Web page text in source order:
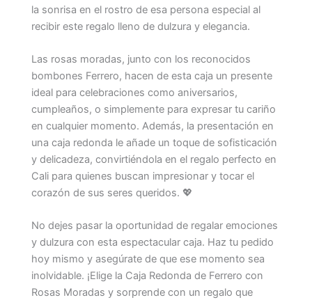
la sonrisa en el rostro de esa persona especial al
recibir este regalo lleno de dulzura y elegancia.
Las rosas moradas, junto con los reconocidos
bombones Ferrero, hacen de esta caja un presente
ideal para celebraciones como aniversarios,
cumpleaños, o simplemente para expresar tu cariño
en cualquier momento. Además, la presentación en
una caja redonda le añade un toque de sofisticación
y delicadeza, convirtiéndola en el regalo perfecto en
Cali para quienes buscan impresionar y tocar el
corazón de sus seres queridos. 💖
No dejes pasar la oportunidad de regalar emociones
y dulzura con esta espectacular caja. Haz tu pedido
hoy mismo y asegúrate de que ese momento sea
inolvidable. ¡Elige la Caja Redonda de Ferrero con
Rosas Moradas y sorprende con un regalo que